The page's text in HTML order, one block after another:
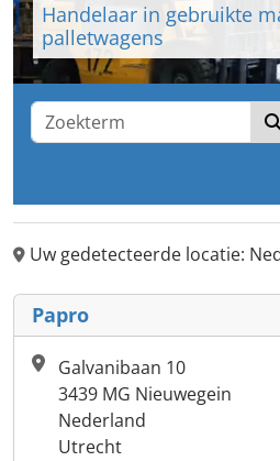
Handelaar in gebruikte
palletwagens
Uw gedetecteerde locatie:
Papro
Galvanibaan 10
3439 MG Nieuwegein
Nederland
Utrecht